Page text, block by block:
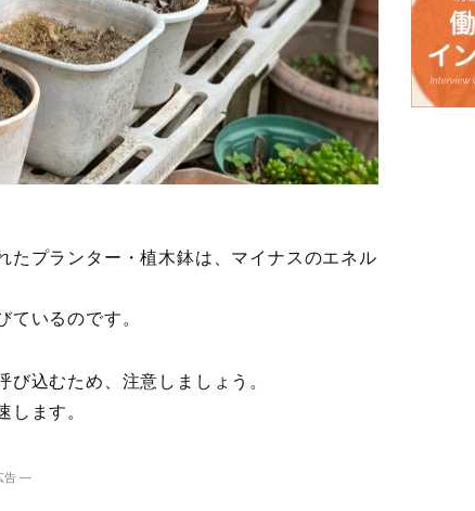
たプランター・植木鉢は、マイナスのエネル
ているのです。
込むため、注意しましょう。
します。
告 ―